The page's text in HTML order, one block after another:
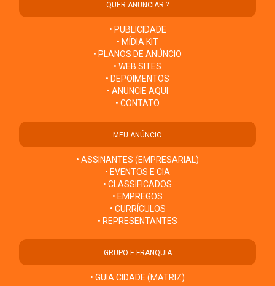
QUER ANUNCIAR ?
• PUBLICIDADE
• MÍDIA KIT
• PLANOS DE ANÚNCIO
• WEB SITES
• DEPOIMENTOS
• ANUNCIE AQUI
• CONTATO
MEU ANÚNCIO
• ASSINANTES (EMPRESARIAL)
• EVENTOS E CIA
• CLASSIFICADOS
• EMPREGOS
• CURRÍCULOS
• REPRESENTANTES
GRUPO E FRANQUIA
• GUIA CIDADE (MATRIZ)